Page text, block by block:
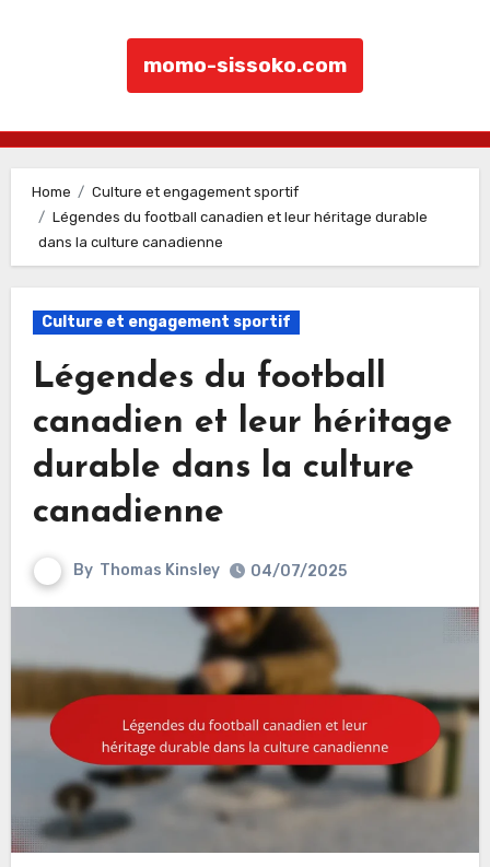
momo-sissoko.com
Home
Culture et engagement sportif
Légendes du football canadien et leur héritage durable
dans la culture canadienne
Culture et engagement sportif
Légendes du football
canadien et leur héritage
durable dans la culture
canadienne
By Thomas Kinsley 04/07/2025